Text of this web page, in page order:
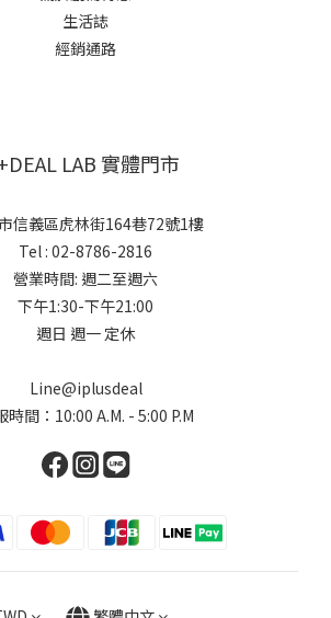
生活誌
經銷通路
LAB 實體門市
信義區虎林街164巷72號1樓
Tel : 02-8786-2816
營業時間: 週二至週六
下午1:30-下午21:00
週日 週一 定休
Line@iplusdeal
時間：10:00 A.M. - 5:00 P.M